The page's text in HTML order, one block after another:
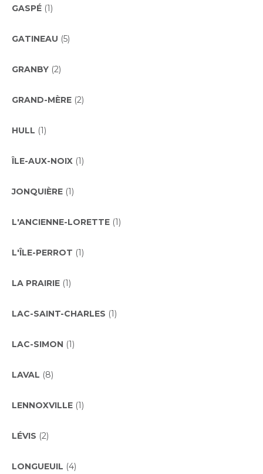
GASPÉ (1)
GATINEAU (5)
GRANBY (2)
GRAND-MÈRE (2)
HULL (1)
ÎLE-AUX-NOIX (1)
JONQUIÈRE (1)
L'ANCIENNE-LORETTE (1)
L'ÎLE-PERROT (1)
LA PRAIRIE (1)
LAC-SAINT-CHARLES (1)
LAC-SIMON (1)
LAVAL (8)
LENNOXVILLE (1)
LÉVIS (2)
LONGUEUIL (4)